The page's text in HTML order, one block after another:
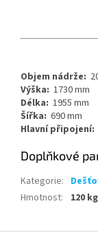
Objem nádrže:
Výška: 1730 mm
Délka: 1955 mm
Šířka: 690 mm
Hlavní připojení:
Doplňkové
Kategorie:
Hmotnost: 120 kg